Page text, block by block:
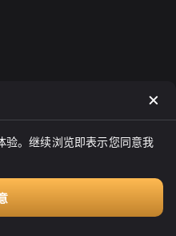
。继续浏览即表示您同意我